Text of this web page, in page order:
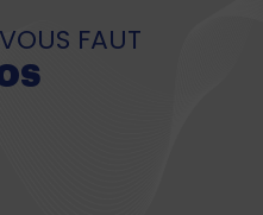
FAUT